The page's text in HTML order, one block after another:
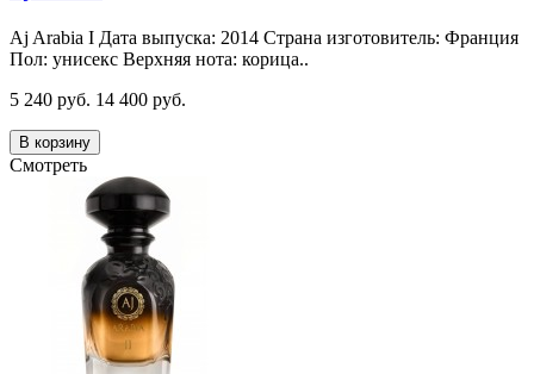
Aj Arabia I Дата выпуска: 2014 Страна изготовитель: Франция
Пол: унисекс Верхняя нота: корица..
5 240 руб. 14 400 руб.
В корзину
Смотреть